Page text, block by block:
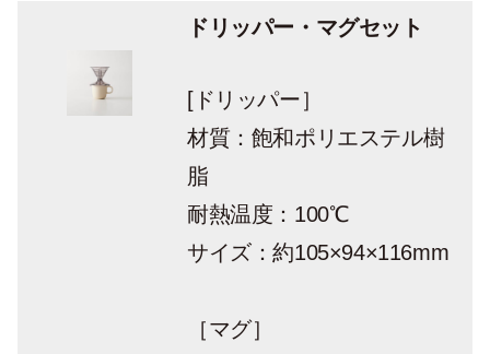
ドリッパー・マグセット
[ドリッパー］
材質：飽和ポリエステル樹
脂
耐熱温度：100℃
サイズ：約105×94×116mm
［マグ］